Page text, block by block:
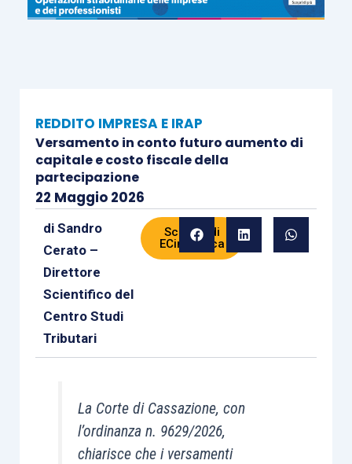
REDDITO IMPRESA E IRAP
Versamento in conto futuro aumento di
capitale e costo fiscale della
partecipazione
22 Maggio 2026
di Sandro
Cerato –
Direttore
Scientifico del
Centro Studi
Tributari
Scheda di
ECinPratica
La Corte di Cassazione, con
l’ordinanza n. 9629/2026,
chiarisce che i versamenti